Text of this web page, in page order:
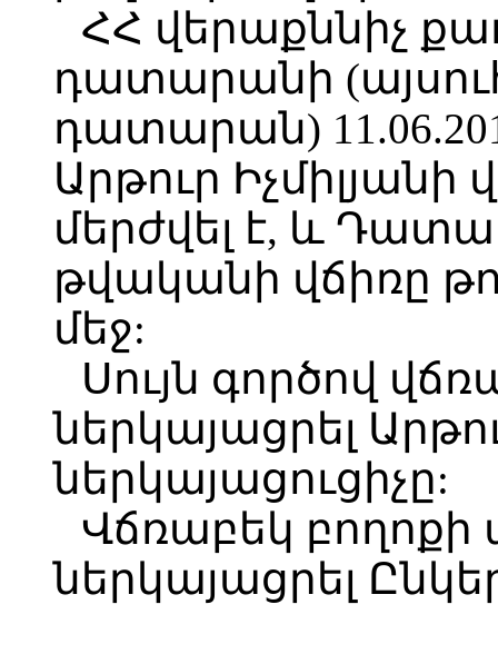
ՀՀ վերաքննիչ
դատարանի
դատարան)
Արթուր Իչմիլյանի
մերժվել է, և
թվականի վճիռը
մեջ:
Սույն գործով
ներկայացրել
ներկայացուցիչը:
Վճռաբեկ
ներկայացրել